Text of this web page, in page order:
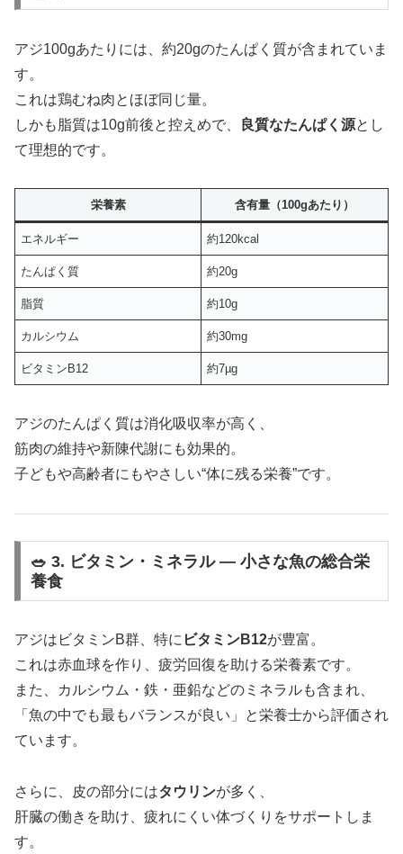
アジ100gあたりには、約20gのたんぱく質が含まれていま
す。
これは鶏むね肉とほぼ同じ量。
しかも脂質は10g前後と控えめで、
良質なたんぱく源とし
て理想的です。
栄養素 含有量（100gあたり）
エネルギー 約120kcal
たんぱく質 約20g
脂質 約10g
カルシウム 約30mg
ビタミンB12 約7µg
アジのたんぱく質は消化吸収率が高く、
筋肉の維持や新陳代謝にも効果的。
子どもや高齢者にもやさしい“体に残る栄養”です。
🥗 3. ビタミン・ミネラル ― 小さな魚の総合栄
養食
アジはビタミンB群、特に ビタミンB12が豊富。
これは赤血球を作り、疲労回復を助ける栄養素です。
また、カルシウム・鉄・亜鉛などのミネラルも含まれ、
「魚の中でも最もバランスが良い」と栄養士から評価され
ています。
さらに、皮の部分にはタウリンが多く、
肝臓の働きを助け、疲れにくい体づくりをサポートしま
す。